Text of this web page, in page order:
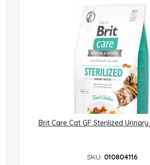
Brit Care Cat GF Sterilized
SKU: 010804116